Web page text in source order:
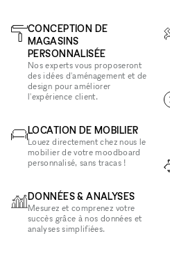
CONCEPTION DE
MAGASINS
PERSONNALISÉE
Nos experts vous proposeront
des idées d'aménagement et de
design pour améliorer
l'expérience client.
LOCATION DE MOBILIER
Louez directement chez nous le
mobilier de votre moodboard
personnalisé, sans tracas !
DONNÉES & ANALYSES
Mesurez et comprenez votre
succès grâce à nos données et
analyses simplifiées.